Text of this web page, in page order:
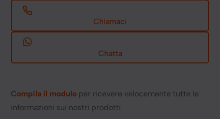
Compila il modulo per ricevere velocemente tutte le
informazioni sui nostri prodotti
Chiamaci
Chatta